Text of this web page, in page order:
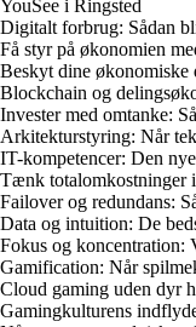
YouSee i Ringsted
Digitalt forbrug: Sådan
Få styr på økonomien
Beskyt dine
Blockchain og
Invester med omtanke:
Arkitekturstyring: Når
IT-kompetencer: Den
Tænk totalomkostninger
Failover og redundans:
Data og intuition: De
Fokus og koncentration:
Gamification: Når
Cloud gaming uden dyr
Gamingkulturens